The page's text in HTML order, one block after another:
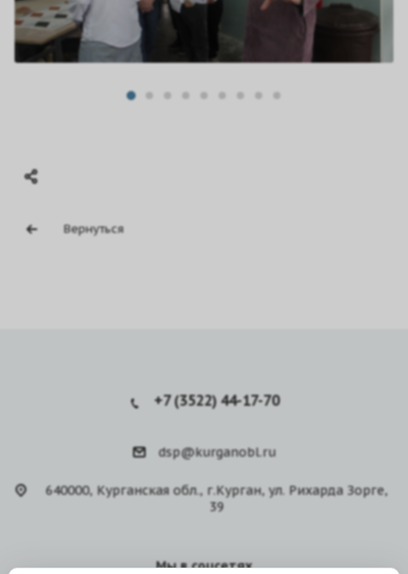
Вернуться
+7 (3522) 44-17-70
dsp@kurganobl.ru
640000, Курганская обл., г.Курган, ул. Рихарда Зорге,
39
Мы в соцсетях